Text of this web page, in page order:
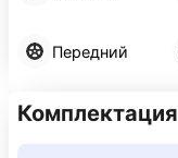
Передний
Комплектация